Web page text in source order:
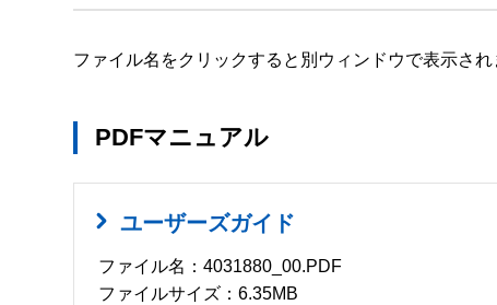
ファイル名をクリックすると別ウィンドウで表示され
PDFマニュアル
ユーザーズガイド
ファイル名：4031880_00.PDF
ファイルサイズ：6.35MB